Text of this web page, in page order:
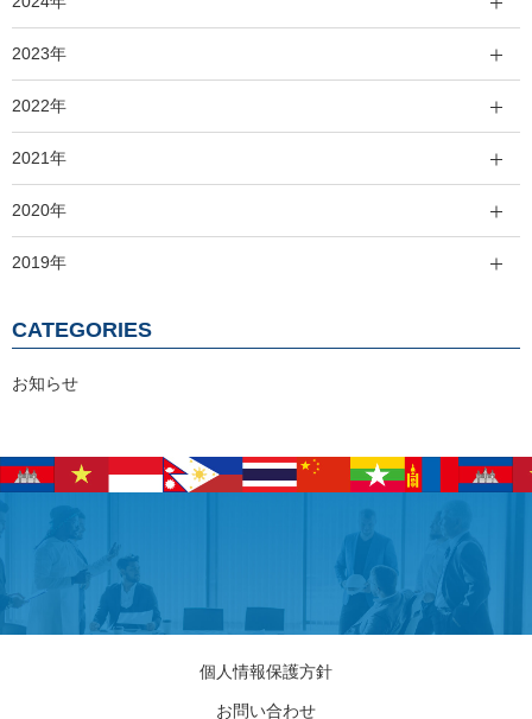
2023年
2022年
2021年
2020年
2019年
CATEGORIES
お知らせ
個人情報保護方針
お問い合わせ